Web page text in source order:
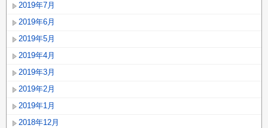
2019年7月
2019年6月
2019年5月
2019年4月
2019年3月
2019年2月
2019年1月
2018年12月